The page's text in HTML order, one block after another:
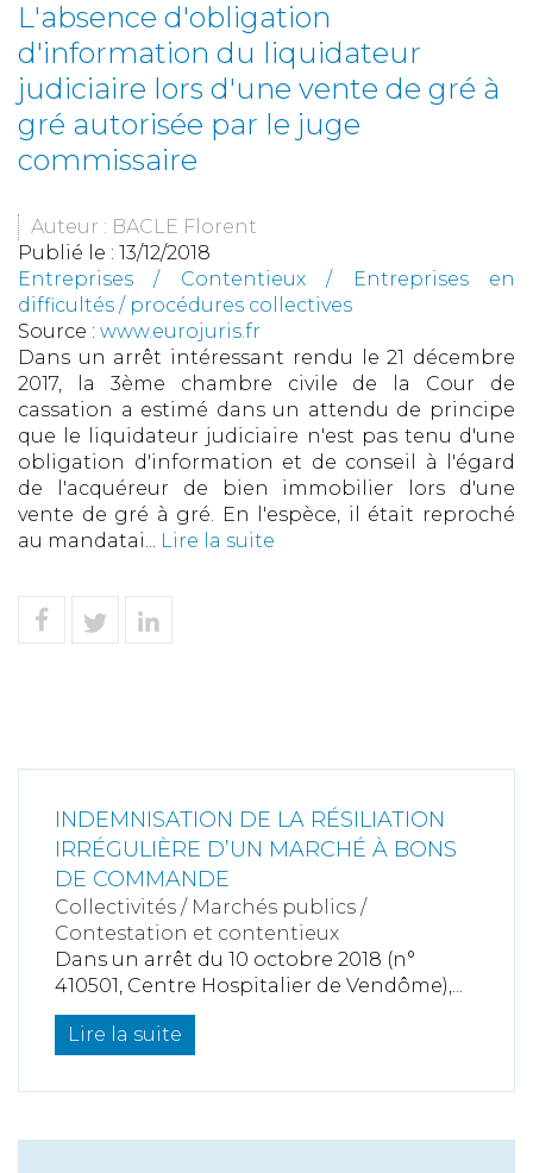
L'absence d'obligation
d'information du liquidateur
judiciaire lors d'une vente de gré à
gré autorisée par le juge
commissaire
Auteur : BACLE Florent
Publié le : 13/12/2018
Entreprises / Contentieux/
Entreprises en
difficultés / procédures collectives
Source : www.eurojuris.fr
Dans un arrêt intéressant rendu le 21 décembre
2017, la 3ème chambre civile de la Cour de
cassation a estimé dans un attendu de principe
que le liquidateur judiciaire n'est pas tenu d'une
obligation d'information et de conseil à l'égard
de l'acquéreur de bien immobilier lors d'une
vente de gré à gré. En l'espèce, il était reproché
au mandatai... Lire la suite
INDEMNISATION DE LA RÉSILIATION
IRRÉGULIÈRE D’UN MARCHÉ À BONS
DE COMMANDE
Collectivités / Marchés publics /
Contestation et contentieux
Dans un arrêt du 10 octobre 2018 (n°
410501, Centre Hospitalier de Vendôme),...
Lire la suite